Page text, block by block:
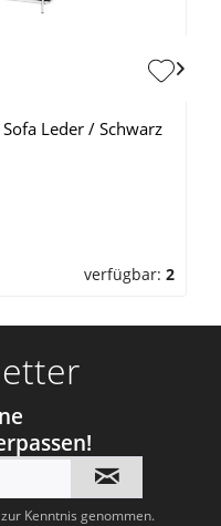
Leder / Schwarz
verfügbar: 2
zur Kenntnis genommen.